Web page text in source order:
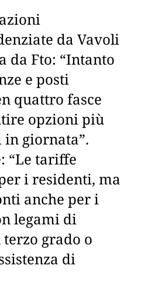
da Vavoli
da Fto: “Intanto
e posti
quattro fasce
opzioni più
giornata”.
“Le tariffe
i residenti, ma
anche per i
legami di
grado o
di